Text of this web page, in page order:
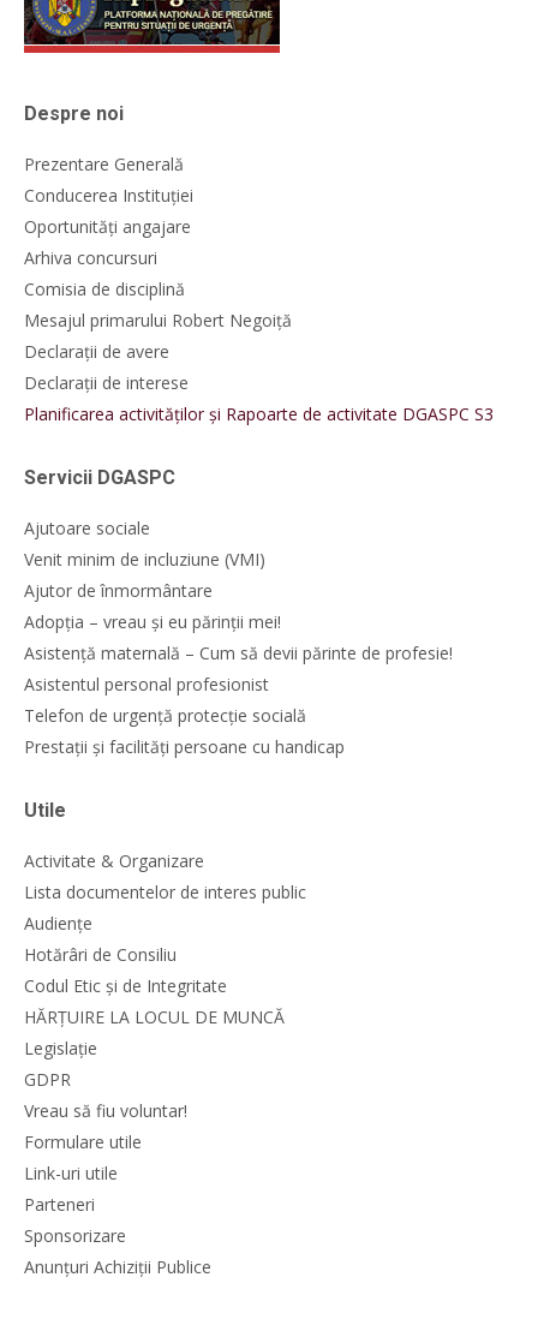
Despre noi
Prezentare Generală
Conducerea Instituției
Oportunități angajare
Arhiva concursuri
Comisia de disciplină
Mesajul primarului Robert Negoiță
Declarații de avere
Declarații de interese
Planificarea activităților și Rapoarte de activitate DGASPC S3
Servicii DGASPC
Ajutoare sociale
Venit minim de incluziune (VMI)
Ajutor de înmormântare
Adopția – vreau și eu părinții mei!
Asistență maternală – Cum să devii părinte de profesie!
Asistentul personal profesionist
Telefon de urgență protecție socială
Prestații și facilități persoane cu handicap
Utile
Activitate & Organizare
Lista documentelor de interes public
Audiențe
Hotărâri de Consiliu
Codul Etic și de Integritate
HĂRȚUIRE LA LOCUL DE MUNCĂ
Legislație
GDPR
Vreau să fiu voluntar!
Formulare utile
Link-uri utile
Parteneri
Sponsorizare
Anunțuri Achiziții Publice